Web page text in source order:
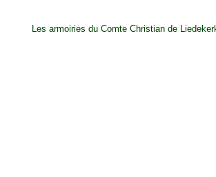
Les armoiries du Comte Christian de